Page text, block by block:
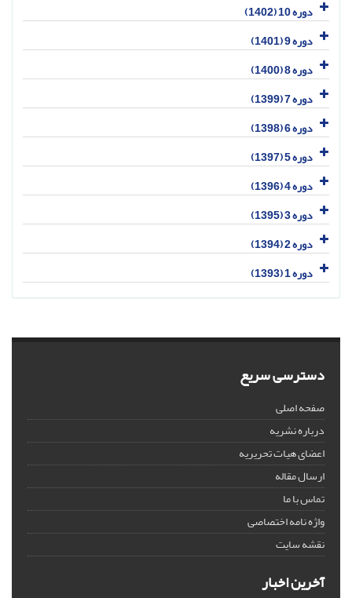
دوره 10 (1402)
دوره 9 (1401)
دوره 8 (1400)
دوره 7 (1399)
دوره 6 (1398)
دوره 5 (1397)
دوره 4 (1396)
دوره 3 (1395)
دوره 2 (1394)
دوره 1 (1393)
دسترسی سریع
صفحه اصلی
درباره نشریه
اعضای هیات تحریریه
ارسال مقاله
تماس با ما
واژه نامه اختصاصی
نقشه سایت
آخرین اخبار